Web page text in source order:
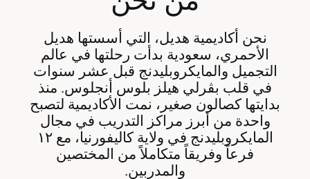
نحن أكاديمية هديل، التي أسستها هديل
الأحمري، سعودية بدأت رحلتها في عالم
التجميل والمايكروبليدنج قبل عشر سنوات
في قلب بڤرلي هيلز بلوس أنجلوس. منذ
بدايتها كصالون صغير، نمت الأكاديمية لتصبح
واحدة من أبرز مراكز التدريب في مجال
المايكروبليدنج في ولاية كاليفورنيا، مع ١٢
فرعاً وفريقاً متكاملاً من المختصين
والمدربين.